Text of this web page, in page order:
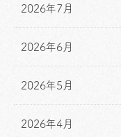
2026年7月
2026年6月
2026年5月
2026年4月